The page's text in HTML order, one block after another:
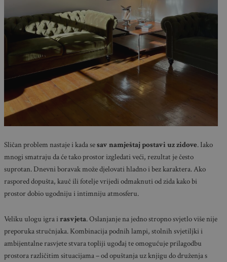
Sličan problem nastaje i kada sesav namještaj postavi uz zidove. Iako
mnogi smatraju da će tako prostor izgledati veći, rezultat je često
suprotan. Dnevni boravak može djelovati hladno i bez karaktera. Ako
raspored dopušta, kauč ili fotelje vrijedi odmaknuti od zida kako bi
prostor dobio ugodniju i intimniju atmosferu.
Veliku ulogu igra irasvjeta. Oslanjanje na jedno stropno svjetlo više nije
preporuka stručnjaka. Kombinacija podnih lampi, stolnih svjetiljki i
ambijentalne rasvjete stvara topliji ugođaj te omogućuje prilagodbu
prostora različitim situacijama – od opuštanja uz knjigu do druženja s